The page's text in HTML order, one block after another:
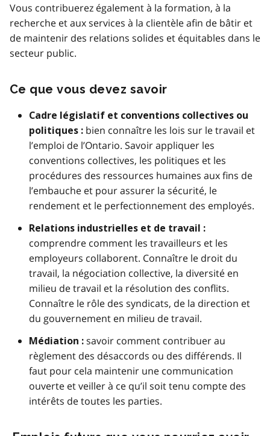
Vous contribuerez également à la formation, à la
recherche et aux services à la clientèle afin de bâtir et
de maintenir des relations solides et équitables dans le
secteur public.
Ce que vous devez savoir
Cadre législatif et conventions collectives ou
politiques : bien connaître les lois sur le travail et
l’emploi de l’Ontario. Savoir appliquer les
conventions collectives, les politiques et les
procédures des ressources humaines aux fins de
l’embauche et pour assurer la sécurité, le
rendement et le perfectionnement des employés.
Relations industrielles et de travail :
comprendre comment les travailleurs et les
employeurs collaborent. Connaître le droit du
travail, la négociation collective, la diversité en
milieu de travail et la résolution des conflits.
Connaître le rôle des syndicats, de la direction et
du gouvernement en milieu de travail.
Médiation : savoir comment contribuer au
règlement des désaccords ou des différends. Il
faut pour cela maintenir une communication
ouverte et veiller à ce qu’il soit tenu compte des
intérêts de toutes les parties.